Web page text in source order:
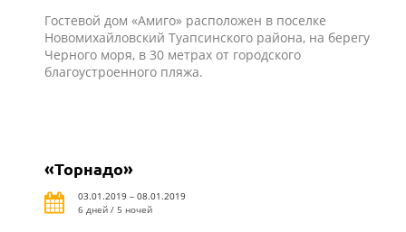
Гостевой дом «Амиго» расположен в поселке
Новомихайловский Туапсинского района, на берегу
Черного моря, в 30 метрах от городского
благоустроенного пляжа.
«Торнадо»
03.01.2019 – 08.01.2019
6 дней / 5 ночей